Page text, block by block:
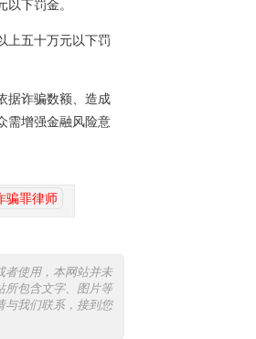
下罚金。
上五十万元以下罚
据诈骗数额、造成
需增强金融风险意
骗罪律师
者使用，本网站并未
所包含文字、图片等
与我们联系，接到您